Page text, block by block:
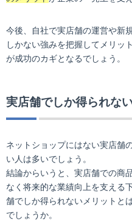
今後、自社で実店舗の運営や新
しかない強みを把握してメリッ
が成功のカギとなるでしょう。
実店舗でしか得られな
ネットショップにはない実店舗
い人は多いでしょう。
結論からいうと、実店舗での商
なく将来的な業績向上を支える
舗でしか得られないメリットと
でしょうか。